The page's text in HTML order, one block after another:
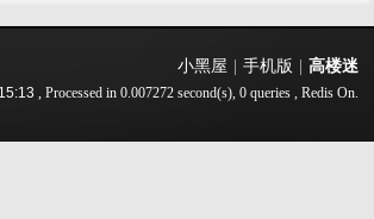
小黑屋 手机版 高楼迷
, Processed in 0.007272 second(s), 0 queries , Redis On.